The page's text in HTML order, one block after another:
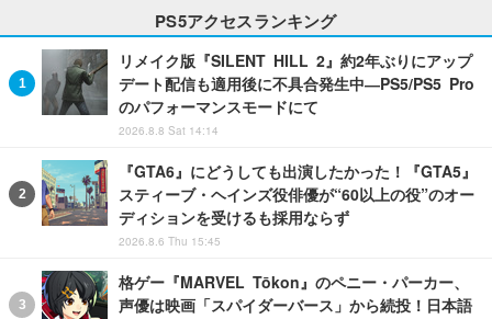
PS5アクセスランキング
リメイク版『SILENT HILL 2』約2年ぶりにアップ
デート配信も適用後に不具合発生中―PS5/PS5 Pro
のパフォーマンスモードにて
2026.8.8 Sat 14:14
『GTA6』にどうしても出演したかった！『GTA5』
スティーブ・ヘインズ役俳優が“60以上の役”のオー
ディションを受けるも採用ならず
2026.8.6 Thu 15:45
格ゲー『MARVEL Tōkon』のペニー・パーカー、
声優は映画「スパイダーバース」から続投！日本語